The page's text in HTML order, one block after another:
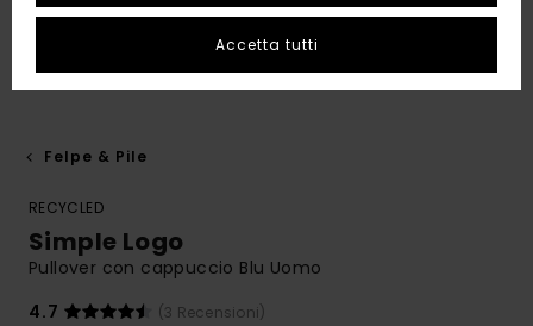
Felpe & Pile
RECYCLED
Simple Logo
Pullover con cappuccio Blu Uomo
4.7
(3 Recensioni)
Accetta tutti